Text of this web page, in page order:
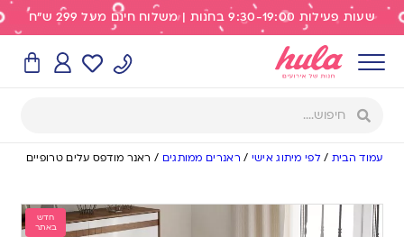
שעות פעילות 9:30-19:00 בחנות | משלוח חינם מעל 299 ש"ח
עמוד הבית / לפי מיתוג אישי / ראנרים ממותגים / ראנר מודפס עלים טרופיים
חדש
באתר